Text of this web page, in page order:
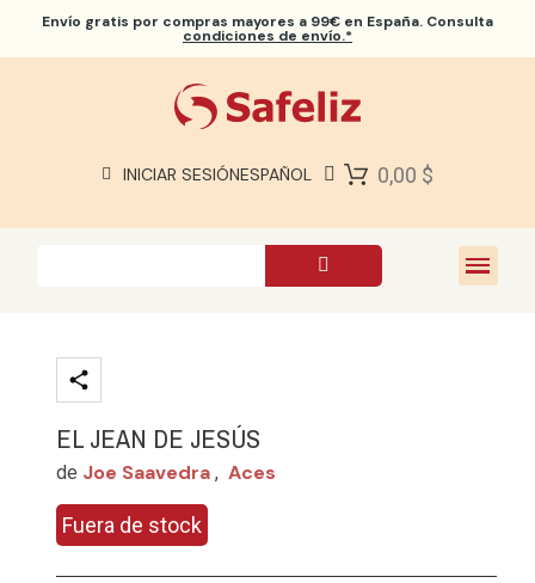
Envío gratis por compras mayores a 99€ en España. Consulta
condiciones de envío.*
INICIAR SESIÓNESPAÑOL 0,00 $
EL JEAN DE JESÚS
de Joe Saavedra , Aces
Fuera de stock